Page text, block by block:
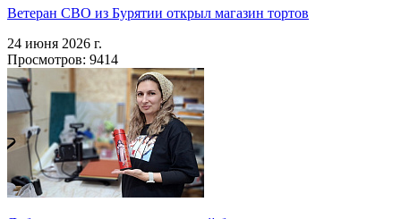
Ветеран СВО из Бурятии открыл магазин тортов
24 июня 2026 г.
Просмотров: 9414